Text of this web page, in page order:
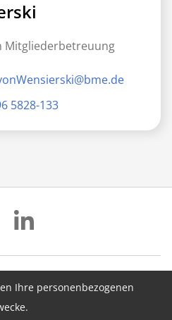
Mitgliederbetreuung
5828-133
AGB
Newsletter
Ihre personenbezogenen